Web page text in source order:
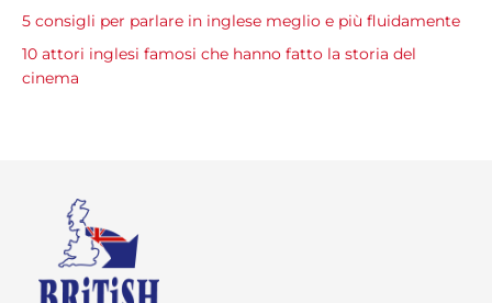
5 consigli per parlare in inglese meglio e più fluidamente
10 attori inglesi famosi che hanno fatto la storia del
cinema